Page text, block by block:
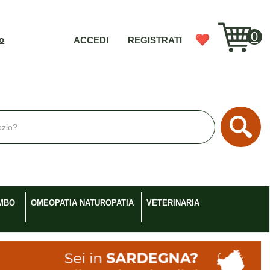
ACCEDI REGISTRATI 0
OMEOPATIA NATUROPATIA VETERINARIA